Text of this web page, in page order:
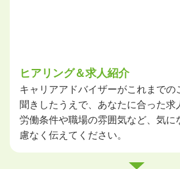
ヒアリング＆求人紹介
キャリアアドバイザーがこれまでの
聞きしたうえで、あなたに合った求
労働条件や職場の雰囲気など、気に
慮なく伝えてください。